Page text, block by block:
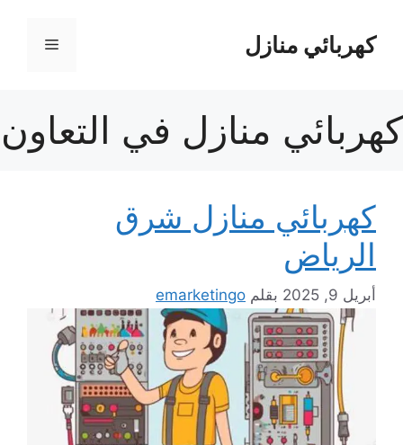
المحتوىكهربائي منازل القائمة
كهربائي منازل في التعاون
كهربائي منازل شرق
الرياض
أبريل 9, 2025 بقلم emarketingo